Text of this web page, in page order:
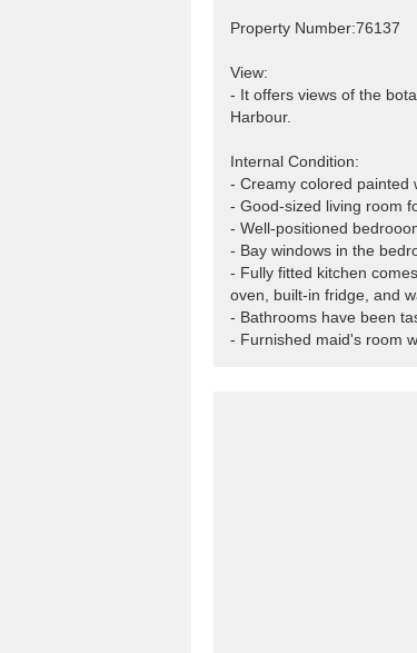
Property Number:76137
View:
- It offers views of the
Harbour.
Internal Condition:
- Creamy colored painted
- Good-sized living room
- Well-positioned
- Bay windows in the
- Fully fitted kitchen
oven, built-in fridge, and
- Bathrooms have been
- Furnished maid's room